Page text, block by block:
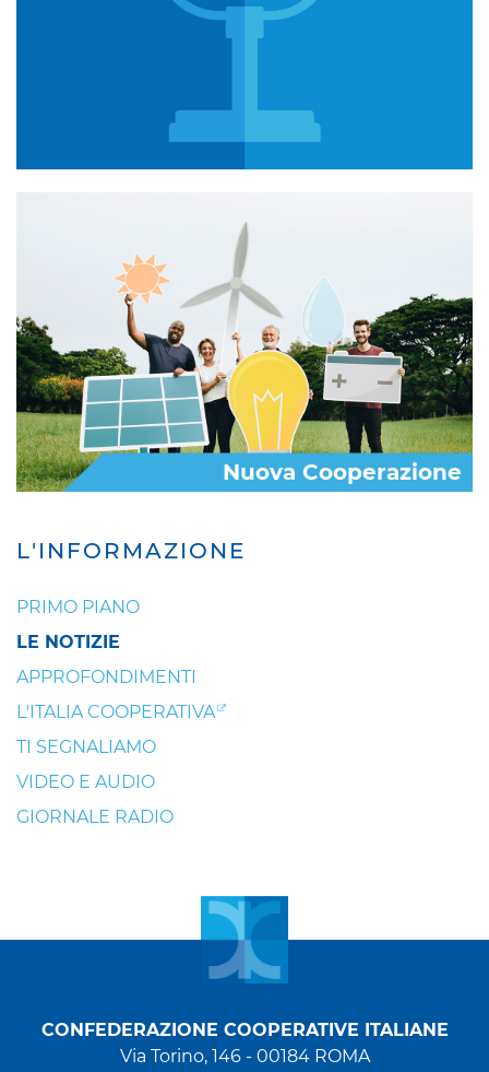
L'INFORMAZIONE
PRIMO PIANO
LE NOTIZIE
APPROFONDIMENTI
L'ITALIA COOPERATIVA
TI SEGNALIAMO
VIDEO E AUDIO
GIORNALE RADIO
Nuova Cooperazione
CONFEDERAZIONE COOPERATIVE ITALIANE
Via Torino, 146 - 00184 ROMA